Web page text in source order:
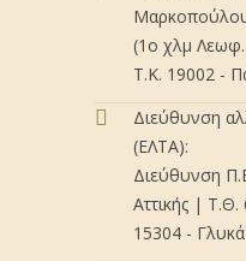
(1ο χλμ
Τ.Κ. 19002 -
Διεύθυνση
(ΕΛΤΑ):
Διεύθυνση
Αττικής |
15304 -